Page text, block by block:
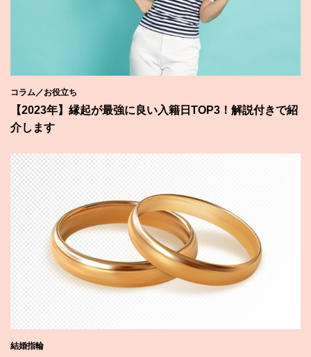
コラム／お役立ち
【2023年】縁起が最強に良い入籍日TOP3！解説付きで紹
介します
結婚指輪